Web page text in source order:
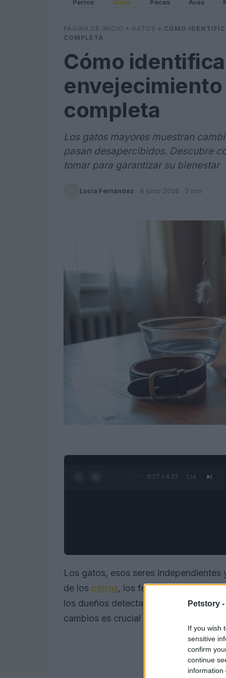
Petstory -
If you wish
sensitive
confirm
continue
information
Perros Gatos Peces Aves
PÁGINA DE INICIO » GATOS » CÓMO
COMPLETA
Cómo
completa
Los gatos mayores muestran
pasan desapercibidos. Descubre
tomar para garantizar su bienestar
Lucía Fernández · 9 junio 2026 · 3 min
0:28 / 4:27 1 /4
Los gatos, esos seres
de los perros, los felinos suelen
los dueños detectar a tiempo cuando
cambios es crucial para prevenir